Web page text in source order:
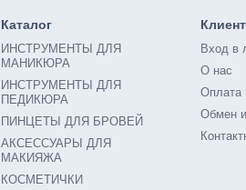
Каталог
ИНСТРУМЕНТЫ ДЛЯ
МАНИКЮРА
ИНСТРУМЕНТЫ ДЛЯ
ПЕДИКЮРА
ПИНЦЕТЫ ДЛЯ БРОВЕЙ
АКСЕССУАРЫ ДЛЯ
МАКИЯЖА
КОСМЕТИЧКИ
Вход в
О нас
Оплата
Обмен